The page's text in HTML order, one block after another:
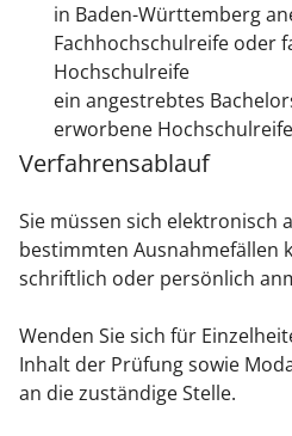
in Baden-Württemberg
Fachhochschulreife oder
Hochschulreife
ein angestrebtes
erworbene
Verfahrensablauf
Sie müssen sich elektronisch
bestimmten Ausnahmefällen
schriftlich oder persönlich
Wenden Sie sich für
Inhalt der Prüfung sowie
an die zuständige Stelle.